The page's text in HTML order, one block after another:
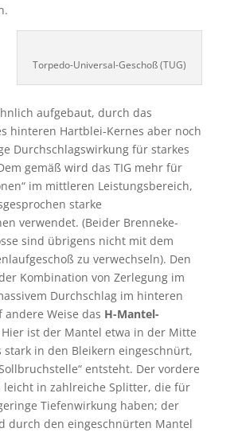
Torpedo-Universal-Geschoß (TUG)
aufgebaut, durch das
hinteren Hartblei-Kernes aber noch
Durchschlagswirkung für starkes
gemäß wird das TIG mehr für
im mittleren Leistungsbereich,
starke
verwendet. (Beider Brenneke-
sind übrigens nicht mit dem
zu verwechseln). Den
Kombination von Zerlegung im
Durchschlag im hinteren
Weise das H-Mantel-
Hier ist der Mantel etwa in der Mitte
stark in den Bleikern eingeschnürt,
entsteht. Der vordere
leicht in zahlreiche Splitter, die für
Tiefenwirkung haben; der
durch den eingeschnürten Mantel